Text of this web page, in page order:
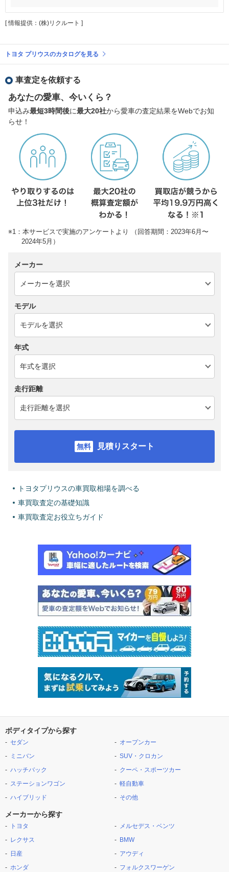
[ 情報提供：(株)リクルート ]
トヨタ プリウスのカタログを見る
車査定を依頼する
あなたの愛車、今いくら？
申込み最短3時間後に最大20社から愛車の査定結果をWebでお知
らせ！
※1：本サービスで実施のアンケートより （回答期間：2023年6月〜
2024年5月）
メーカー
モデル
年式
走行距離
見積りスタート
トヨタプリウスの車買取相場を調べる
車買取査定の基礎知識
車買取査定お役立ちガイド
ボディタイプから探す
セダン
ミニバン
ハッチバック
ステーションワゴン
ハイブリッド
オープンカー
SUV・クロカン
クーペ・スポーツカー
軽自動車
その他
メーカーから探す
トヨタ
レクサス
日産
ホンダ
メルセデス・ベンツ
BMW
アウディ
フォルクスワーゲン